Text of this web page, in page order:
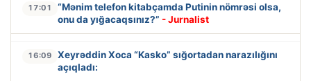
17:01
“Mənim telefon kitabçamda Putinin nömrəsi olsa,
onu da yığacaqsınız?” - Jurnalist
16:09
Xeyrəddin Xoca “Kasko” sığortadan narazılığını
açıqladı: